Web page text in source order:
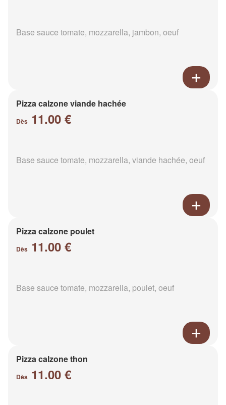
Base sauce tomate, mozzarella, jambon, oeuf
Pizza calzone viande hachée
Dès 11.00 €
Base sauce tomate, mozzarella, viande hachée, oeuf
Pizza calzone poulet
Dès 11.00 €
Base sauce tomate, mozzarella, poulet, oeuf
Pizza calzone thon
Dès 11.00 €